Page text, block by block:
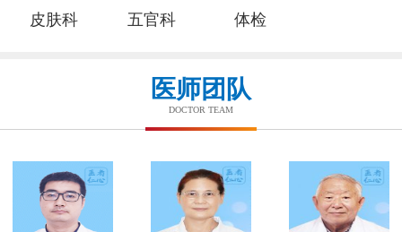
皮肤科 五官科 体检
医师团队
DOCTOR TEAM